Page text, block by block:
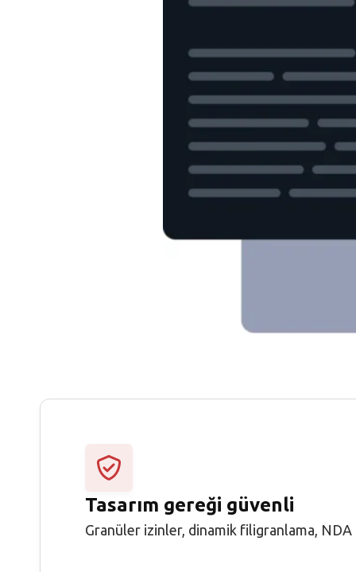
Tasarım gereği güvenli
Granüler izinler, dinamik filigranlama, NDA